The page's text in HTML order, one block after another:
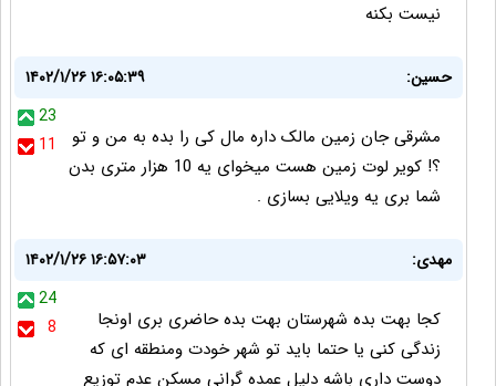
نیست بکنه
حسین:
۱۴۰۲/۱/۲۶ ۱۶:۰۵:۳۹
23
11
مشرقی جان زمین مالک داره مال کی را بده به من و تو
؟! کویر لوت زمین هست میخوای یه 10 هزار متری بدن
شما بری یه ویلایی بسازی .
مهدی:
۱۴۰۲/۱/۲۶ ۱۶:۵۷:۰۳
24
8
کجا بهت بده شهرستان بهت بده حاضری بری اونجا
زندگی کنی یا حتما باید تو شهر خودت ومنطقه ای که
دوست داری باشه دلیل عمده گرانی مسکن عدم توزیع